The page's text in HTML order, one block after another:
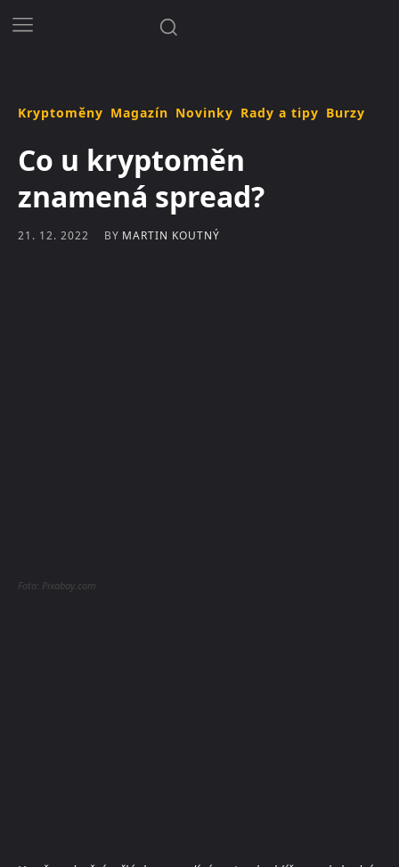
Kryptoměny Magazín Novinky Rady a tipy Burzy
Co u kryptoměn
znamená spread?
21. 12. 2022 BY MARTIN KOUTNÝ
Foto: Pixabay.com